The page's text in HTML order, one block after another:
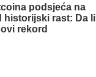
podsjeća na
historijski rast: Da li
rekord